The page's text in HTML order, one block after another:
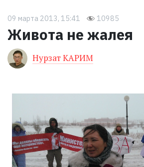
09 марта 2013, 15:41 10985
Живота не жалея
Нурзат КАРИМ